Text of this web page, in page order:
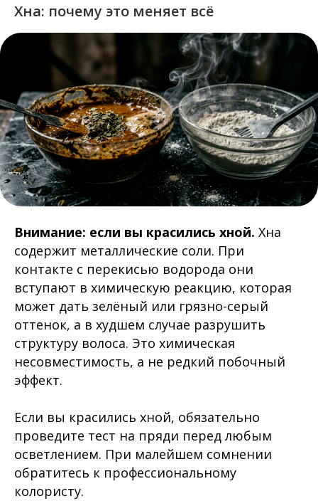
Хна: почему это меняет всё
Внимание: если вы красились хной. Хна
содержит металлические соли. При
контакте с перекисью водорода они
вступают в химическую реакцию, которая
может дать зелёный или грязно-серый
оттенок, а в худшем случае разрушить
структуру волоса. Это химическая
несовместимость, а не редкий побочный
эффект.
Если вы красились хной, обязательно
проведите тест на пряди перед любым
осветлением. При малейшем сомнении
обратитесь к профессиональному
колористу.